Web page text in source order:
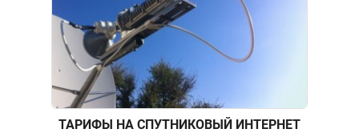
ТАРИФЫ НА СПУТНИКОВЫЙ ИНТЕРНЕТ